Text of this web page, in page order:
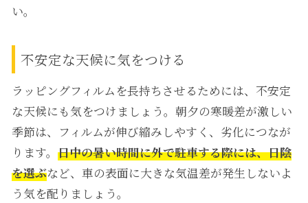
い。
不安定な天候に気をつける
ラッピングフィルムを長持ちさせるためには、不安定
な天候にも気をつけましょう。朝夕の寒暖差が激しい
季節は、フィルムが伸び縮みしやすく、劣化につなが
ります。 日中の暑い時間に外で駐車する際には、日陰
を選ぶなど、車の表面に大きな気温差が発生しないよ
う気を配りましょう。